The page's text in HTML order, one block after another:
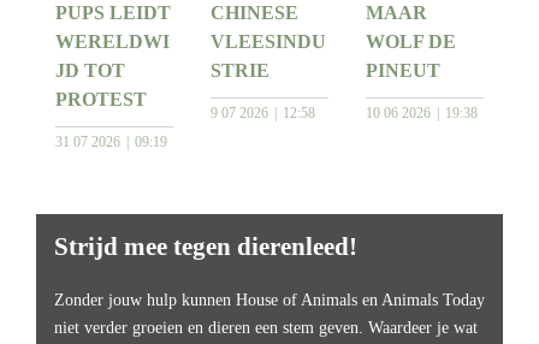
PUPS LEIDT
WERELDWI
JD TOT
PROTEST
31 07 2026 09:19
CHINESE
VLEESINDU
STRIE
9 07 2026 12:58
MAAR
WOLF DE
PINEUT
10 06 2026 19:38
Strijd mee tegen dierenleed!
Zonder jouw hulp kunnen House of Animals en Animals Today
niet verder groeien en dieren een stem geven. Waardeer je wat